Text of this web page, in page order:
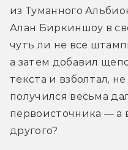
из Туманного
Алан Биркиншоу в
чуть ли не все
а затем добавил
текста и взболтал,
получился весьма
первоисточника — а
другого?